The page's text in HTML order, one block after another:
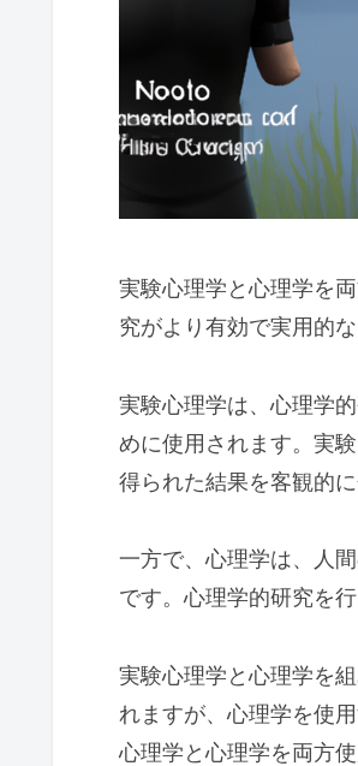
実験心理学と心理学を
究がより有効で実用的
実験心理学は、心理学
めに使用されます。実
得られた結果を客観的
一方で、心理学は、人
です。心理学的研究を
実験心理学と心理学を
れますが、心理学を使
心理学と心理学を両方